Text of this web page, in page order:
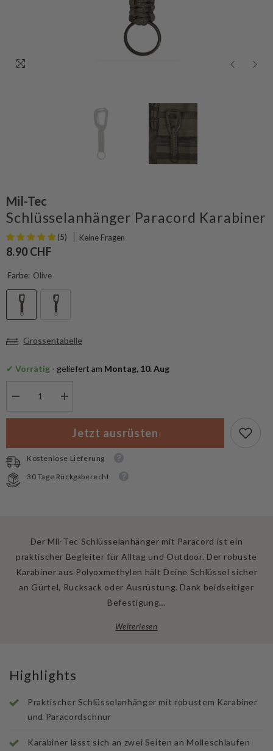
Mil-Tec
Schlüsselanhänger Paracord Karabiner
(5) Keine Fragen
8.90 CHF
Farbe: Olive
Grössentabelle
✔ Vorrätig - geliefert am Montag, 10. Aug
für
Paracord
Karabiner
Menge
für
Mil-
Tec
Paracord
Jetzt ausrüsten
Kostenlose Lieferung
30 Tage Rückgaberecht
Der Mil-Tec Schlüsselanhänger mit Paracord ist ein
praktischer Begleiter für Alltag und Outdoor. Der robuste
Karabiner aus Polyoxmethylen hält Deine Schlüssel sicher
an Gürtel, Rucksack oder Ausrüstung. Dank beidseitiger
Befestigung…
Weiterlesen
Highlights
Praktischer Schlüsselanhänger mit robustem Karabiner
und Paracordschnur
Karabiner lässt sich an zwei Seiten an Molleschlaufen